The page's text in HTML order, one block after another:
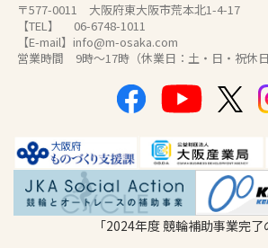
〒577-0011 大阪府東大阪市荒本北1-4-17
【TEL】 06-6748-1011
【E-mail】info@m-osaka.com
営業時間 9時～17時（休業日：土・日・祝休日
「2024年度 競輪補助事業完